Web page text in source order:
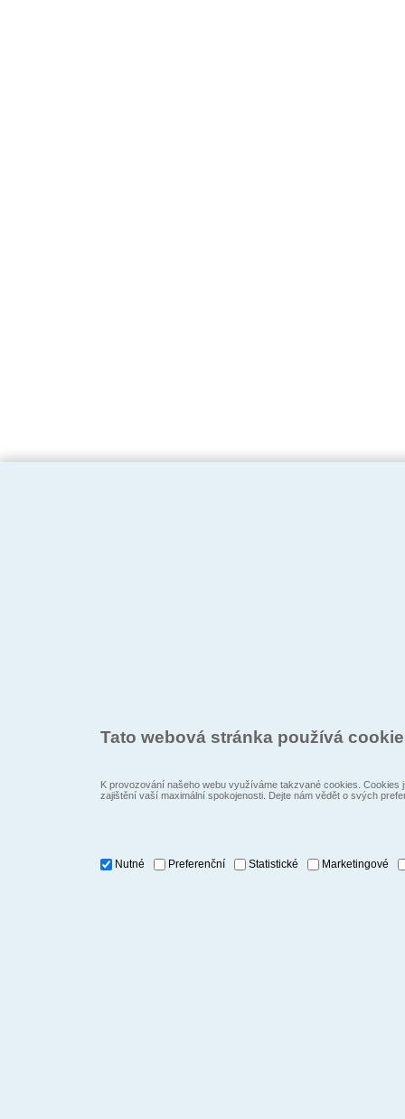
Tato webová stránka používá
K provozování našeho webu využíváme takzvané cookies.
zajištění vaší maximální spokojenosti. Dejte nám vědět o svých
Nutné Preferenční Statistické Marketingové